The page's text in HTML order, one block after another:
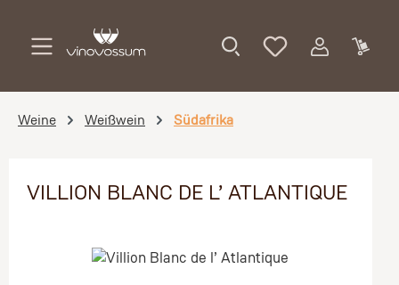
Weine Weißwein Südafrika
VILLION BLANC DE L’ ATLANTIQUE
Bildergalerie überspringen